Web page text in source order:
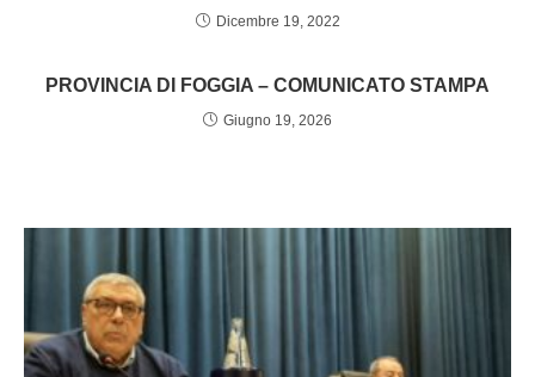
Dicembre 19, 2022
PROVINCIA DI FOGGIA – COMUNICATO STAMPA
Giugno 19, 2026